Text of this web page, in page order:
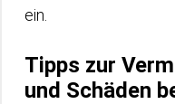
ein.
Tipps zur
und Schäden